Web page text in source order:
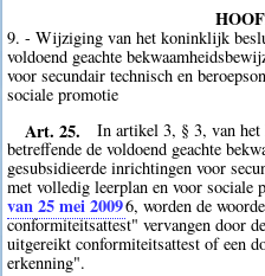
9. - Wijziging van het koninklijk
voldoend geachte
voor secundair technisch en
sociale promotie
Art. 25.
In artikel 3, § 3, van
betreffende de voldoend geachte
gesubsidieerde inrichtingen voor
met volledig leerplan en voor sociale
van 25 mei 20096, worden de
conformiteitsattest" vervangen door
uitgereikt conformiteitsattest of een
erkenning".